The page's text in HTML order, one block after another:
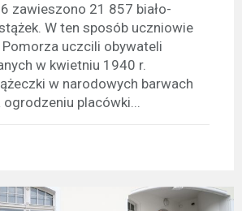
zawieszono 21 857 biało-
W ten sposób uczniowie
uczcili obywateli
w kwietniu 1940 r.
w narodowych barwach
ogrodzeniu placówki...